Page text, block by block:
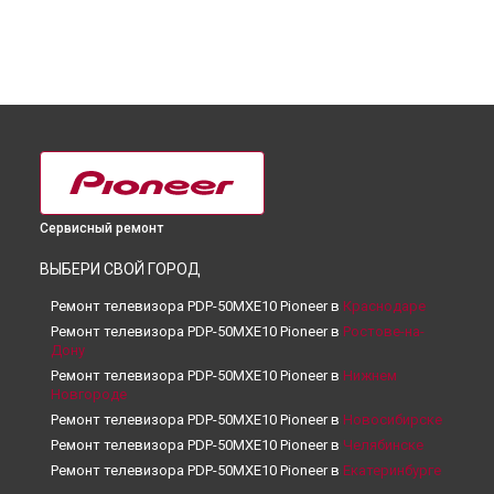
Сервисный ремонт
ВЫБЕРИ СВОЙ ГОРОД
Ремонт телевизора PDP-50MXE10 Pioneer в Краснодаре
Ремонт телевизора PDP-50MXE10 Pioneer в Ростове-на-
Дону
Ремонт телевизора PDP-50MXE10 Pioneer в Нижнем
Новгороде
Ремонт телевизора PDP-50MXE10 Pioneer в Новосибирске
Ремонт телевизора PDP-50MXE10 Pioneer в Челябинске
Ремонт телевизора PDP-50MXE10 Pioneer в Екатеринбурге